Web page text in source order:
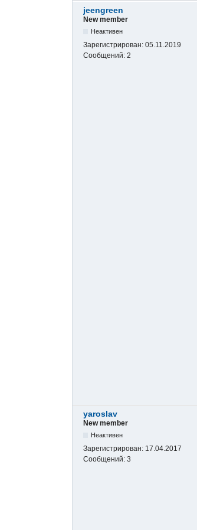
jeengreen
New member
Неактивен
Зарегистрирован: 05.11.2019
Сообщений: 2
yaroslav
New member
Неактивен
Зарегистрирован: 17.04.2017
Сообщений: 3